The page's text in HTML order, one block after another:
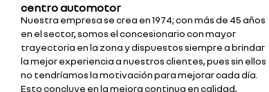
centro automotor
Nuestra empresa se crea en 1974; con más de 45 años
en el sector, somos el concesionario con mayor
trayectoria en la zona y dispuestos siempre a brindar
la mejor experiencia a nuestros clientes, pues sin ellos
no tendríamos la motivación para mejorar cada día.
Esto concluye en la mejora continua en calidad,